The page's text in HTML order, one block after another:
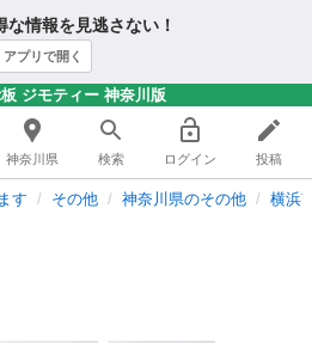
な情報を見逃さない！
アプリで開く
ジモティー 神奈川版
神奈川県 検索 ログイン 投稿
す その他 神奈川県のその他 横浜